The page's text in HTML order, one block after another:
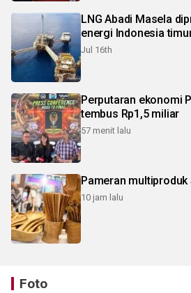
LNG Abadi Masela
energi Indonesia
Jul 16th
Perputaran ekonomi
tembus Rp1,5 miliar
57 menit lalu
Pameran multiproduk
10 jam lalu
Foto